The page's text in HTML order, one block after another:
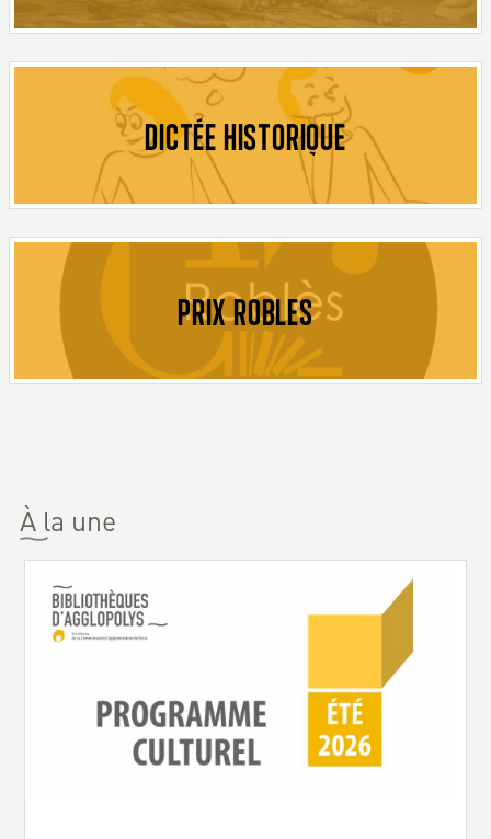
DICTÉE HISTORIQUE
PRIX ROBLES
À la une